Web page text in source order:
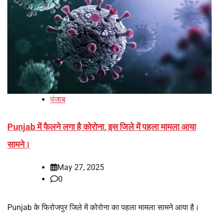
पंजाब
Punjab में फैलने लगा है कोरोना, इस जिले में पहला मामला आया
सामने।
May 27, 2025
0
Punjab के फिरोजपुर जिले में कोरोना का पहला मामला सामने आया है।